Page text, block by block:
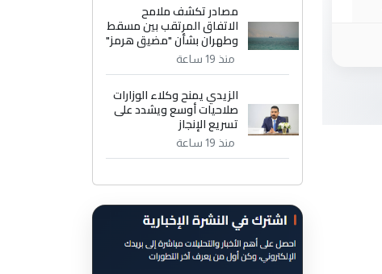
مصادر تكشف ملامح
الاتفاق المرتقب بين مسقط
وطهران بشأن "مضيق هرمز"
منذ 19 ساعة
الزيدي يمنح وكلاء الوزارات
صلاحيات أوسع ويشدد على
تسريع الإنجاز
منذ 19 ساعة